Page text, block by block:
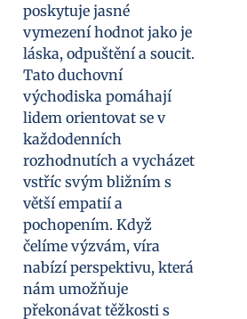
poskytuje jasné
vymezení hodnot jako je
láska, odpuštění a soucit.
Tato duchovní
východiska pomáhají
lidem orientovat se v
každodenních
rozhodnutích a vycházet
vstříc svým bližním s
větší empatií a
pochopením. Když
čelíme výzvám, víra
nabízí perspektivu, která
nám umožňuje
překonávat těžkosti s